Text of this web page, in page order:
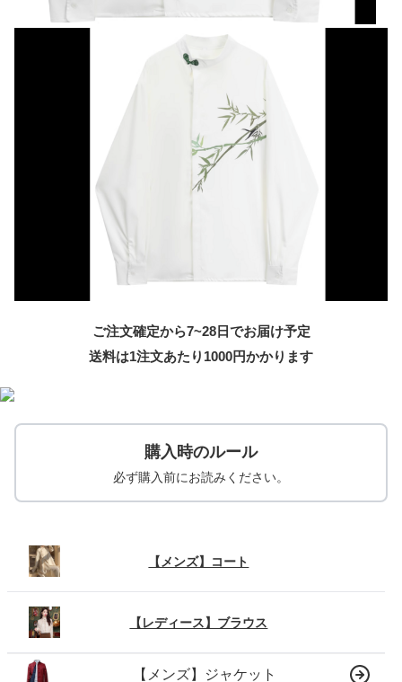
ご注文確定から7~28日でお届け予定
送料は1注文あたり 1000円かかります
購入時のルール
必ず購入前にお読みください。
【メンズ】コート
【レディース】ブラウス
【メンズ】ジャケット